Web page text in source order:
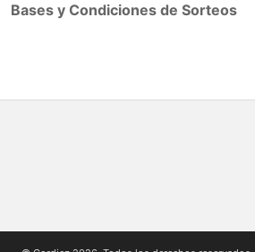
Bases y Condiciones de Sorteos